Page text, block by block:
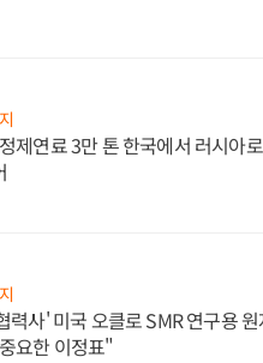
제연료 3만 톤 한국에서 러시아
력사' 미국 오클로 SMR 연구용
요한 이정표"